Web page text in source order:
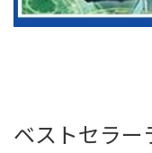
ベストセラー